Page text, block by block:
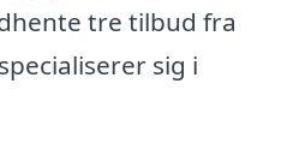
tre tilbud fra
sig i